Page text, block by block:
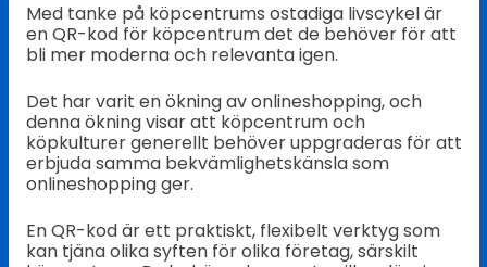
Med tanke på köpcentrums ostadiga livscykel är
en QR-kod för köpcentrum det de behöver för att
bli mer moderna och relevanta igen.
Det har varit en ökning av onlineshopping, och
denna ökning visar att köpcentrum och
köpkulturer generellt behöver uppgraderas för att
erbjuda samma bekvämlighetskänsla som
onlineshopping ger.
En QR-kod är ett praktiskt, flexibelt verktyg som
kan tjäna olika syften för olika företag, särskilt